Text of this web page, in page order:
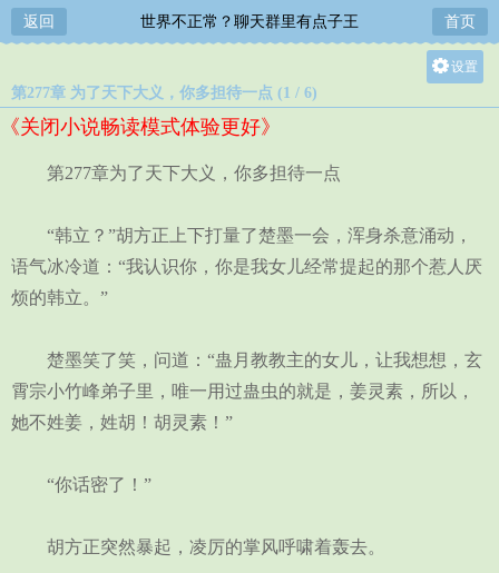
返回 世界不正常？聊天群里有点子王 首页
设置
第277章 为了天下大义，你多担待一点 (1 / 6)
《关闭小说畅读模式体验更好》
第277章为了天下大义，你多担待一点
“韩立？”胡方正上下打量了楚墨一会，浑身杀意涌动，
语气冰冷道：“我认识你，你是我女儿经常提起的那个惹人厌
烦的韩立。”
楚墨笑了笑，问道：“蛊月教教主的女儿，让我想想，玄
霄宗小竹峰弟子里，唯一用过蛊虫的就是，姜灵素，所以，
她不姓姜，姓胡！胡灵素！”
“你话密了！”
胡方正突然暴起，凌厉的掌风呼啸着轰去。